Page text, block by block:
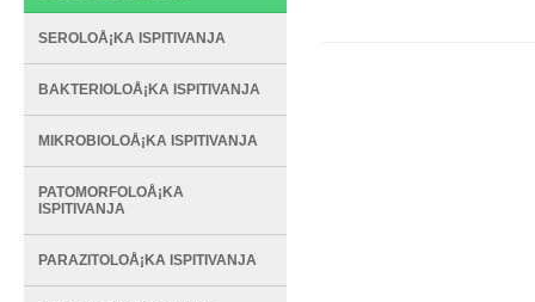
SEROLOÅ¡KA ISPITIVANJA
BAKTERIOLOÅ¡KA ISPITIVANJA
MIKROBIOLOÅ¡KA ISPITIVANJA
PATOMORFOLOÅ¡KA
ISPITIVANJA
PARAZITOLOÅ¡KA ISPITIVANJA